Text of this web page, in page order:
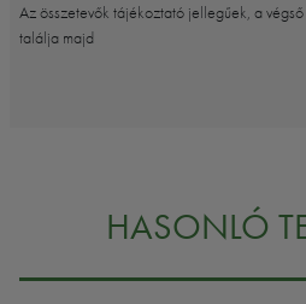
Az összetevők tájékoztató jellegűek, a
találja majd
HASONLÓ